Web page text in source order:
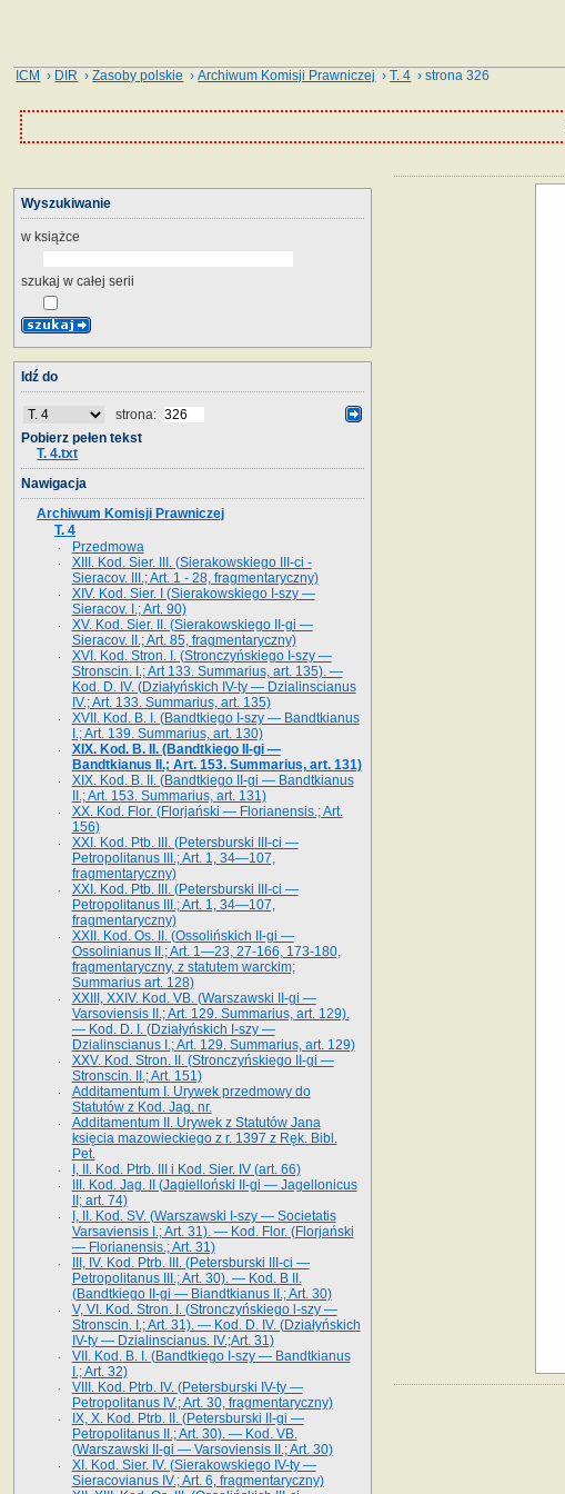
ICM › DIR ›Zasoby polskie ›Archiwum Komisji Prawniczej ›T. 4 › strona 326
Wyszukiwanie
w książce
szukaj w całej serii
Idź do
strona:
Pobierz pełen tekst
T. 4.txt
Nawigacja
Archiwum Komisji Prawniczej
T. 4
Przedmowa
XIII. Kod. Sier. III. (Sierakowskiego III-ci -
Sieracov. III.; Art. 1 - 28, fragmentaryczny)
XIV. Kod. Sier. I (Sierakowskiego I-szy —
Sieracov. I.; Art. 90)
XV. Kod. Sier. II. (Sierakowskiego II-gi —
Sieracov. II.; Art. 85, fragmentaryczny)
XVI. Kod. Stron. I. (Stronczyńskiego I-szy —
Stronscin. I.; Art 133. Summarius, art. 135). —
Kod. D. IV. (Działyńskich IV-ty — Dzialinscianus
IV.; Art. 133. Summarius, art. 135)
XVII. Kod. B. I. (Bandtkiego I-szy — Bandtkianus
I.; Art. 139. Summarius, art. 130)
XIX. Kod. B. II. (Bandtkiego II-gi —
Bandtkianus II.; Art. 153. Summarius, art. 131)
XIX. Kod. B. II. (Bandtkiego II-gi — Bandtkianus
II.; Art. 153. Summarius, art. 131)
XX. Kod. Flor. (Florjański — Florianensis.; Art.
156)
XXI. Kod. Ptb. III. (Petersburski III-ci —
Petropolitanus III.; Art. 1, 34—107,
fragmentaryczny)
XXI. Kod. Ptb. III. (Petersburski III-ci —
Petropolitanus III.; Art. 1, 34—107,
fragmentaryczny)
XXII. Kod. Os. II. (Ossolińskich II-gi —
Ossolinianus II.; Art. 1—23, 27-166, 173-180,
fragmentaryczny, z statutem warckim;
Summarius art. 128)
XXIII, XXIV. Kod. VB. (Warszawski II-gi —
Varsoviensis II.; Art. 129. Summarius, art. 129).
— Kod. D. I. (Działyńskich I-szy —
Dzialinscianus I.; Art. 129. Summarius, art. 129)
XXV. Kod. Stron. II. (Stronczyńskiego II-gi —
Stronscin. II.; Art. 151)
Additamentum I. Urywek przedmowy do
Statutów z Kod. Jag. nr.
Additamentum II. Urywek z Statutów Jana
księcia mazowieckiego z r. 1397 z Ręk. Bibl.
Pet.
I, II. Kod. Ptrb. III i Kod. Sier. IV (art. 66)
III. Kod. Jag. II (Jagielloński II-gi — Jagellonicus
II; art. 74)
I, II. Kod. SV. (Warszawski I-szy — Societatis
Varsaviensis I.; Art. 31). — Kod. Flor. (Florjański
— Florianensis.; Art. 31)
III, IV. Kod. Ptrb. III. (Petersburski III-ci —
Petropolitanus III.; Art. 30). — Kod. B II.
(Bandtkiego II-gi — Biandtkianus II.; Art. 30)
V, VI. Kod. Stron. I. (Stronczyńskiego l-szy —
Stronscin. I.; Art. 31). — Kod. D. IV. (Działyńskich
IV-ty — Dzialinscianus. IV.;Art. 31)
VII. Kod. B. I. (Bandtkiego I-szy — Bandtkianus
I.; Art. 32)
VIII. Kod. Ptrb. IV. (Petersburski IV-ty —
Petropolitanus IV.; Art. 30, fragmentaryczny)
IX, X. Kod. Ptrb. II. (Petersburski II-gi —
Petropolitanus II.; Art. 30). — Kod. VB.
(Warszawski II-gi — Varsoviensis II.; Art. 30)
XI. Kod. Sier. IV. (Sierakowskiego IV-ty —
Sieracovianus IV.; Art. 6, fragmentaryczny)